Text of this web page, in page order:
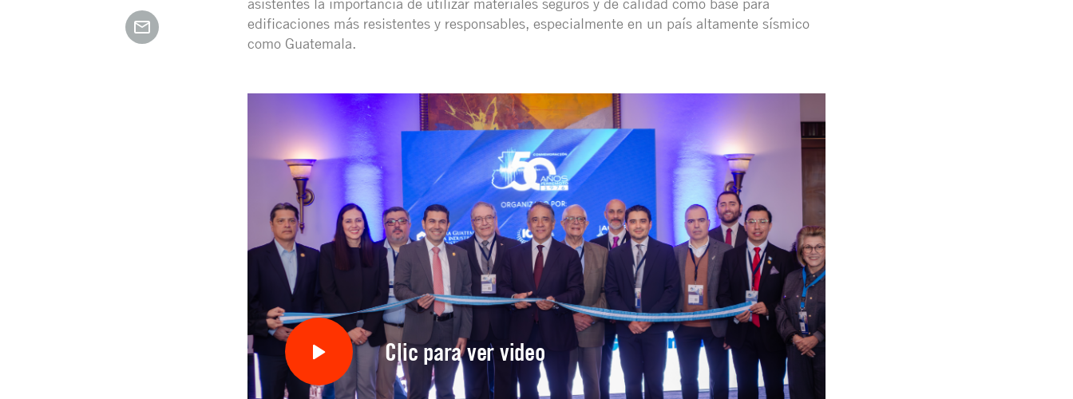
edificaciones más resistentes y responsables, especialmente en un país altamente sísmico
como Guatemala.
Clic para ver video